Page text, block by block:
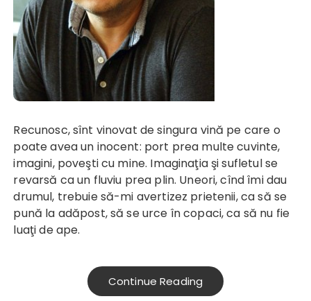
Recunosc, sînt vinovat de singura vină pe care o
poate avea un inocent: port prea multe cuvinte,
imagini, poveşti cu mine. Imaginaţia şi sufletul se
revarsă ca un fluviu prea plin. Uneori, cînd îmi dau
drumul, trebuie să-mi avertizez prietenii, ca să se
pună la adăpost, să se urce în copaci, ca să nu fie
luaţi de ape.
Continue Reading